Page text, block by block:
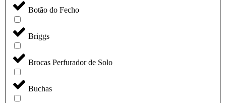
Botão do Fecho
Briggs
Brocas Perfurador de Solo
Buchas